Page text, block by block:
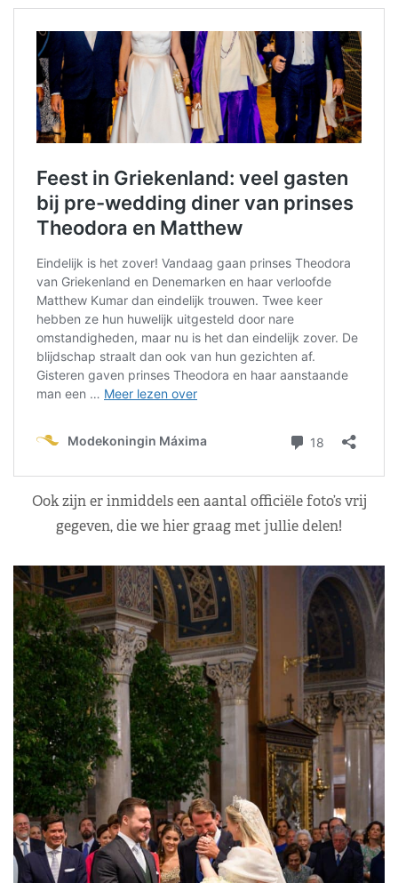
Ook zijn er inmiddels een aantal officiële foto’s vrij
gegeven, die we hier graag met jullie delen!